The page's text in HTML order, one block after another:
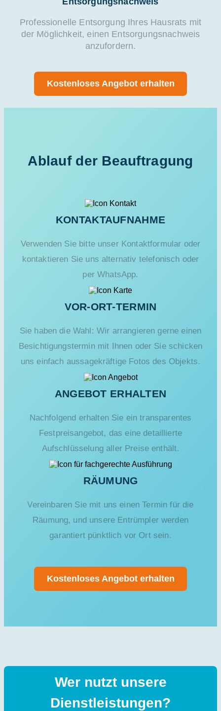
Professionelle Entsorgung Ihres Hausrats mit
der Möglichkeit, einen Entsorgungsnachweis
anzufordern.
Kostenloses Angebot erhalten
Ablauf der Beauftragung
KONTAKTAUFNAHME
Verwenden Sie bitte unser Kontaktformular oder
kontaktieren Sie uns alternativ telefonisch oder
per WhatsApp.
VOR-ORT-TERMIN
Sie haben die Wahl: Wir arrangieren gerne einen
Besichtigungstermin mit Ihnen oder Sie schicken
uns einfach aussagekräftige Fotos des Objekts.
ANGEBOT ERHALTEN
Nachfolgend erhalten Sie ein transparentes
Festpreisangebot, das eine detaillierte
Aufschlüsselung aller Preise enthält.
RÄUMUNG
Vereinbaren Sie mit uns einen Termin für die
Räumung, und unsere Entrümpler werden
garantiert pünktlich vor Ort sein.
Kostenloses Angebot erhalten
Wer nutzt unsere
Dienstleistungen?